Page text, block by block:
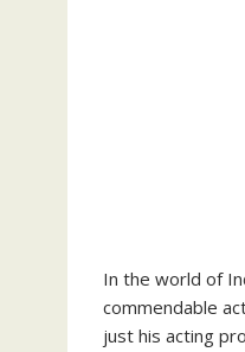
In the world of
commendable
just his acting